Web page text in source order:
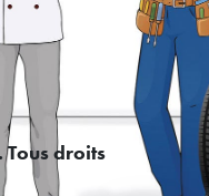
droits